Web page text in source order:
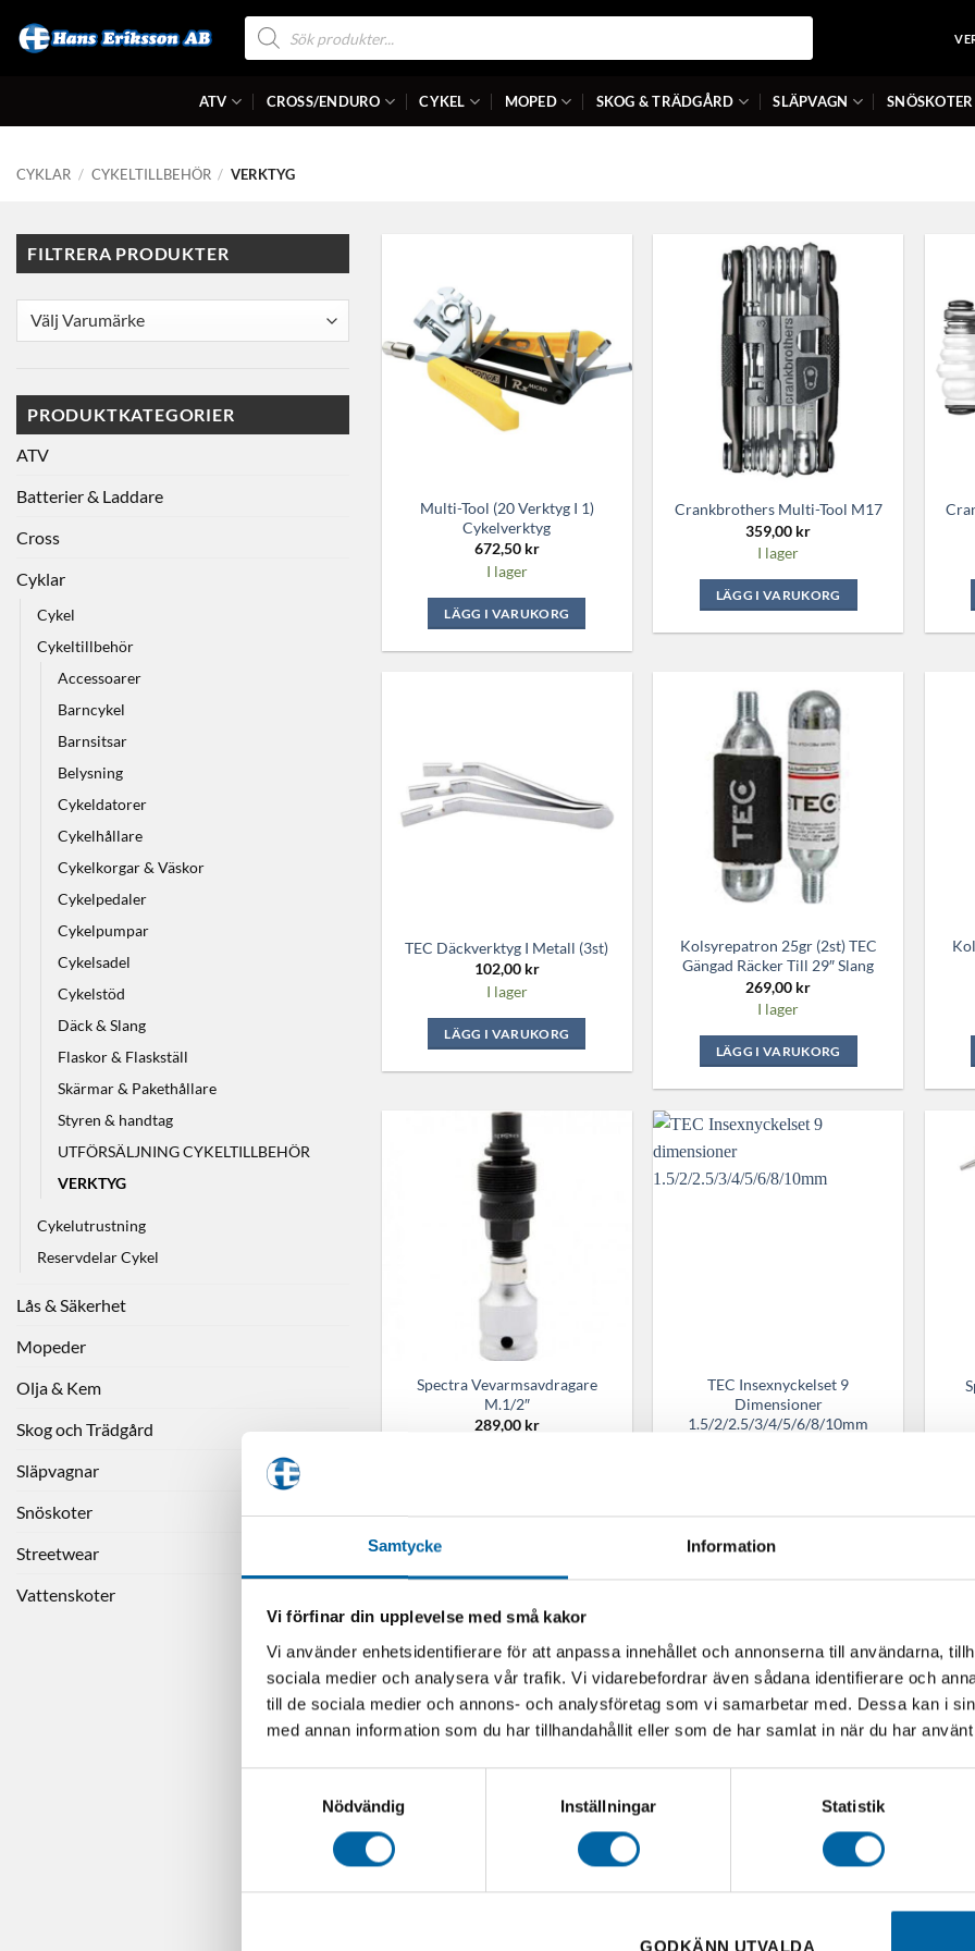
Samtycke Information
Vi förfinar din upplevelse med små kakor
Vi använder enhetsidentifierare för att anpassa innehållet och annonserna till användarna,
sociala medier och analysera vår trafik. Vi vidarebefordrar även sådana identifierare och
till de sociala medier och annons- och analysföretag som vi samarbetar med. Dessa kan i
med annan information som du har tillhandahållit eller som de har samlat in när du har
Nödvändig
Inställningar Statistik
GODKÄNN UTVALDA
Produktsökning
ATV CROSS/ENDURO CYKEL MOPED SKOG & TRÄDGÅRD SLÄPVAGN SNÖSKOTER
CYKLAR / CYKELTILLBEHÖR / VERKTYG
FILTRERA PRODUKTER
PRODUKTKATEGORIER
ATV
Batterier & Laddare
Cross
Cyklar
Cykel
Cykeltillbehör
Accessoarer
Barncykel
Barnsitsar
Belysning
Cykeldatorer
Cykelhållare
Cykelkorgar & Väskor
Cykelpedaler
Cykelpumpar
Cykelsadel
Cykelstöd
Däck & Slang
Flaskor & Flaskställ
Skärmar & Pakethållare
Styren & handtag
UTFÖRSÄLJNING CYKELTILLBEHÖR
VERKTYG
Cykelutrustning
Reservdelar Cykel
Lås & Säkerhet
Mopeder
Olja & Kem
Skog och Trädgård
Släpvagnar
Snöskoter
Streetwear
Vattenskoter
Multi-Tool (20 Verktyg I 1)
Cykelverktyg
672,50 kr
I lager
LÄGG I VARUKORG
Crankbrothers Multi-Tool M17
359,00 kr
I lager
LÄGG I VARUKORG
TEC Däckverktyg I Metall (3st)
102,00 kr
I lager
LÄGG I VARUKORG
Kolsyrepatron 25gr (2st) TEC
Gängad Räcker Till 29″ Slang
269,00 kr
I lager
LÄGG I VARUKORG
Spectra Vevarmsavdragare
M.1/2″
289,00 kr
TEC Insexnyckelset 9
Dimensioner
1.5/2/2.5/3/4/5/6/8/10mm
-50%
TEC Universalborste ”kam” Bred
ursprungliganuvarande
TEC Universalborste ”kam” Smal
För Krans Och Kedja
LÄGG I VARUKORG